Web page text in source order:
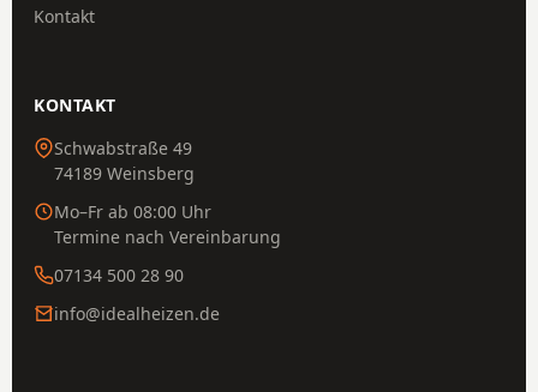
Kontakt
KONTAKT
Schwabstraße 49
74189 Weinsberg
Mo–Fr ab 08:00 Uhr
Termine nach Vereinbarung
07134 500 28 90
info@idealheizen.de